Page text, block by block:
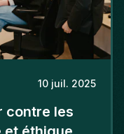
10 juil. 2025
contre les